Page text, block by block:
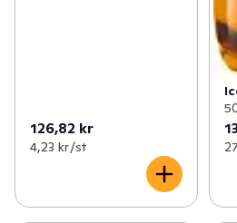
126,82 kr
4,23 kr /st